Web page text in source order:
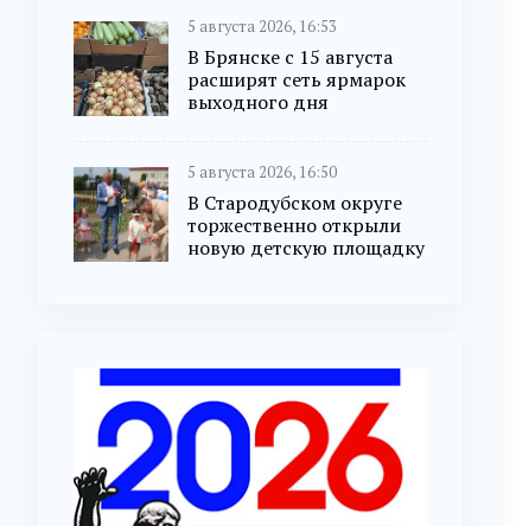
5 августа 2026, 16:53
В Брянске с 15 августа
расширят сеть ярмарок
выходного дня
5 августа 2026, 16:50
В Стародубском округе
торжественно открыли
новую детскую площадку